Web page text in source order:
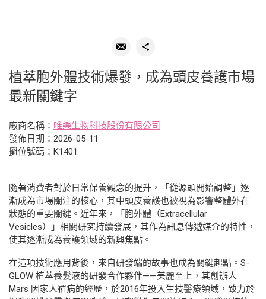
植萃胞外體技術爆發，成為頭皮養護市場
最新關鍵字
廠商名稱： 唯樂生物科技股份有限公司
發佈日期：2026-05-11
攤位號碼：K1401
隨著消費者對於日常保養觀念的提升，「從源頭開始調整」逐
漸成為市場關注的核心，其中頭皮養護也被視為影響整體外在
狀態的重要關鍵。近年來，「胞外體（Extracellular
Vesicles）」相關研究持續發展，其作為訊息傳遞媒介的特性，
使其逐漸成為養護領域的新興焦點。
在這項技術應用背後，來自研發端的故事也成為關鍵起點。S-
GLOW 植萃養髮液的研發合作夥伴——美麗至上，其創辦人
Mars 因家人罹病的經歷，於2016年投入生技醫療領域，致力於